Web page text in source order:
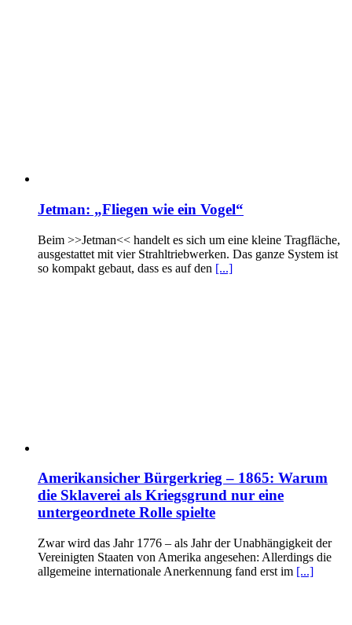
Jetman: „Fliegen wie ein Vogel“
Beim >>Jetman<< handelt es sich um eine kleine Tragfläche,
ausgestattet mit vier Strahltriebwerken. Das ganze System ist
so kompakt gebaut, dass es auf den [...]
Amerikansicher Bürgerkrieg – 1865: Warum
die Sklaverei als Kriegsgrund nur eine
untergeordnete Rolle spielte
Zwar wird das Jahr 1776 – als Jahr der Unabhängigkeit der
Vereinigten Staaten von Amerika angesehen: Allerdings die
allgemeine internationale Anerkennung fand erst im [...]